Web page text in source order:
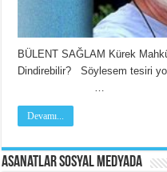
BÜLENT SAĞLAM Kürek
Dindirebilir? Söylesem
…
Devamı...
Asanatlar Sosyal Medyada